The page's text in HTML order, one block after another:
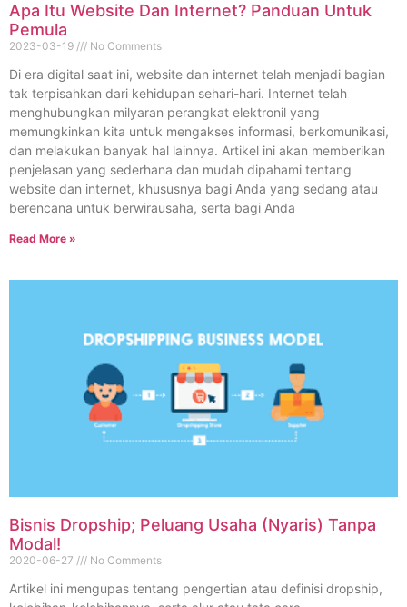
Apa Itu Website Dan Internet? Panduan Untuk
Pemula
2023-03-19 No Comments
Di era digital saat ini, website dan internet telah menjadi bagian
tak terpisahkan dari kehidupan sehari-hari. Internet telah
menghubungkan milyaran perangkat elektronil yang
memungkinkan kita untuk mengakses informasi, berkomunikasi,
dan melakukan banyak hal lainnya. Artikel ini akan memberikan
penjelasan yang sederhana dan mudah dipahami tentang
website dan internet, khususnya bagi Anda yang sedang atau
berencana untuk berwirausaha, serta bagi Anda
Read More »
Bisnis Dropship; Peluang Usaha (Nyaris) Tanpa
Modal!
2020-06-27 No Comments
Artikel ini mengupas tentang pengertian atau definisi dropship,